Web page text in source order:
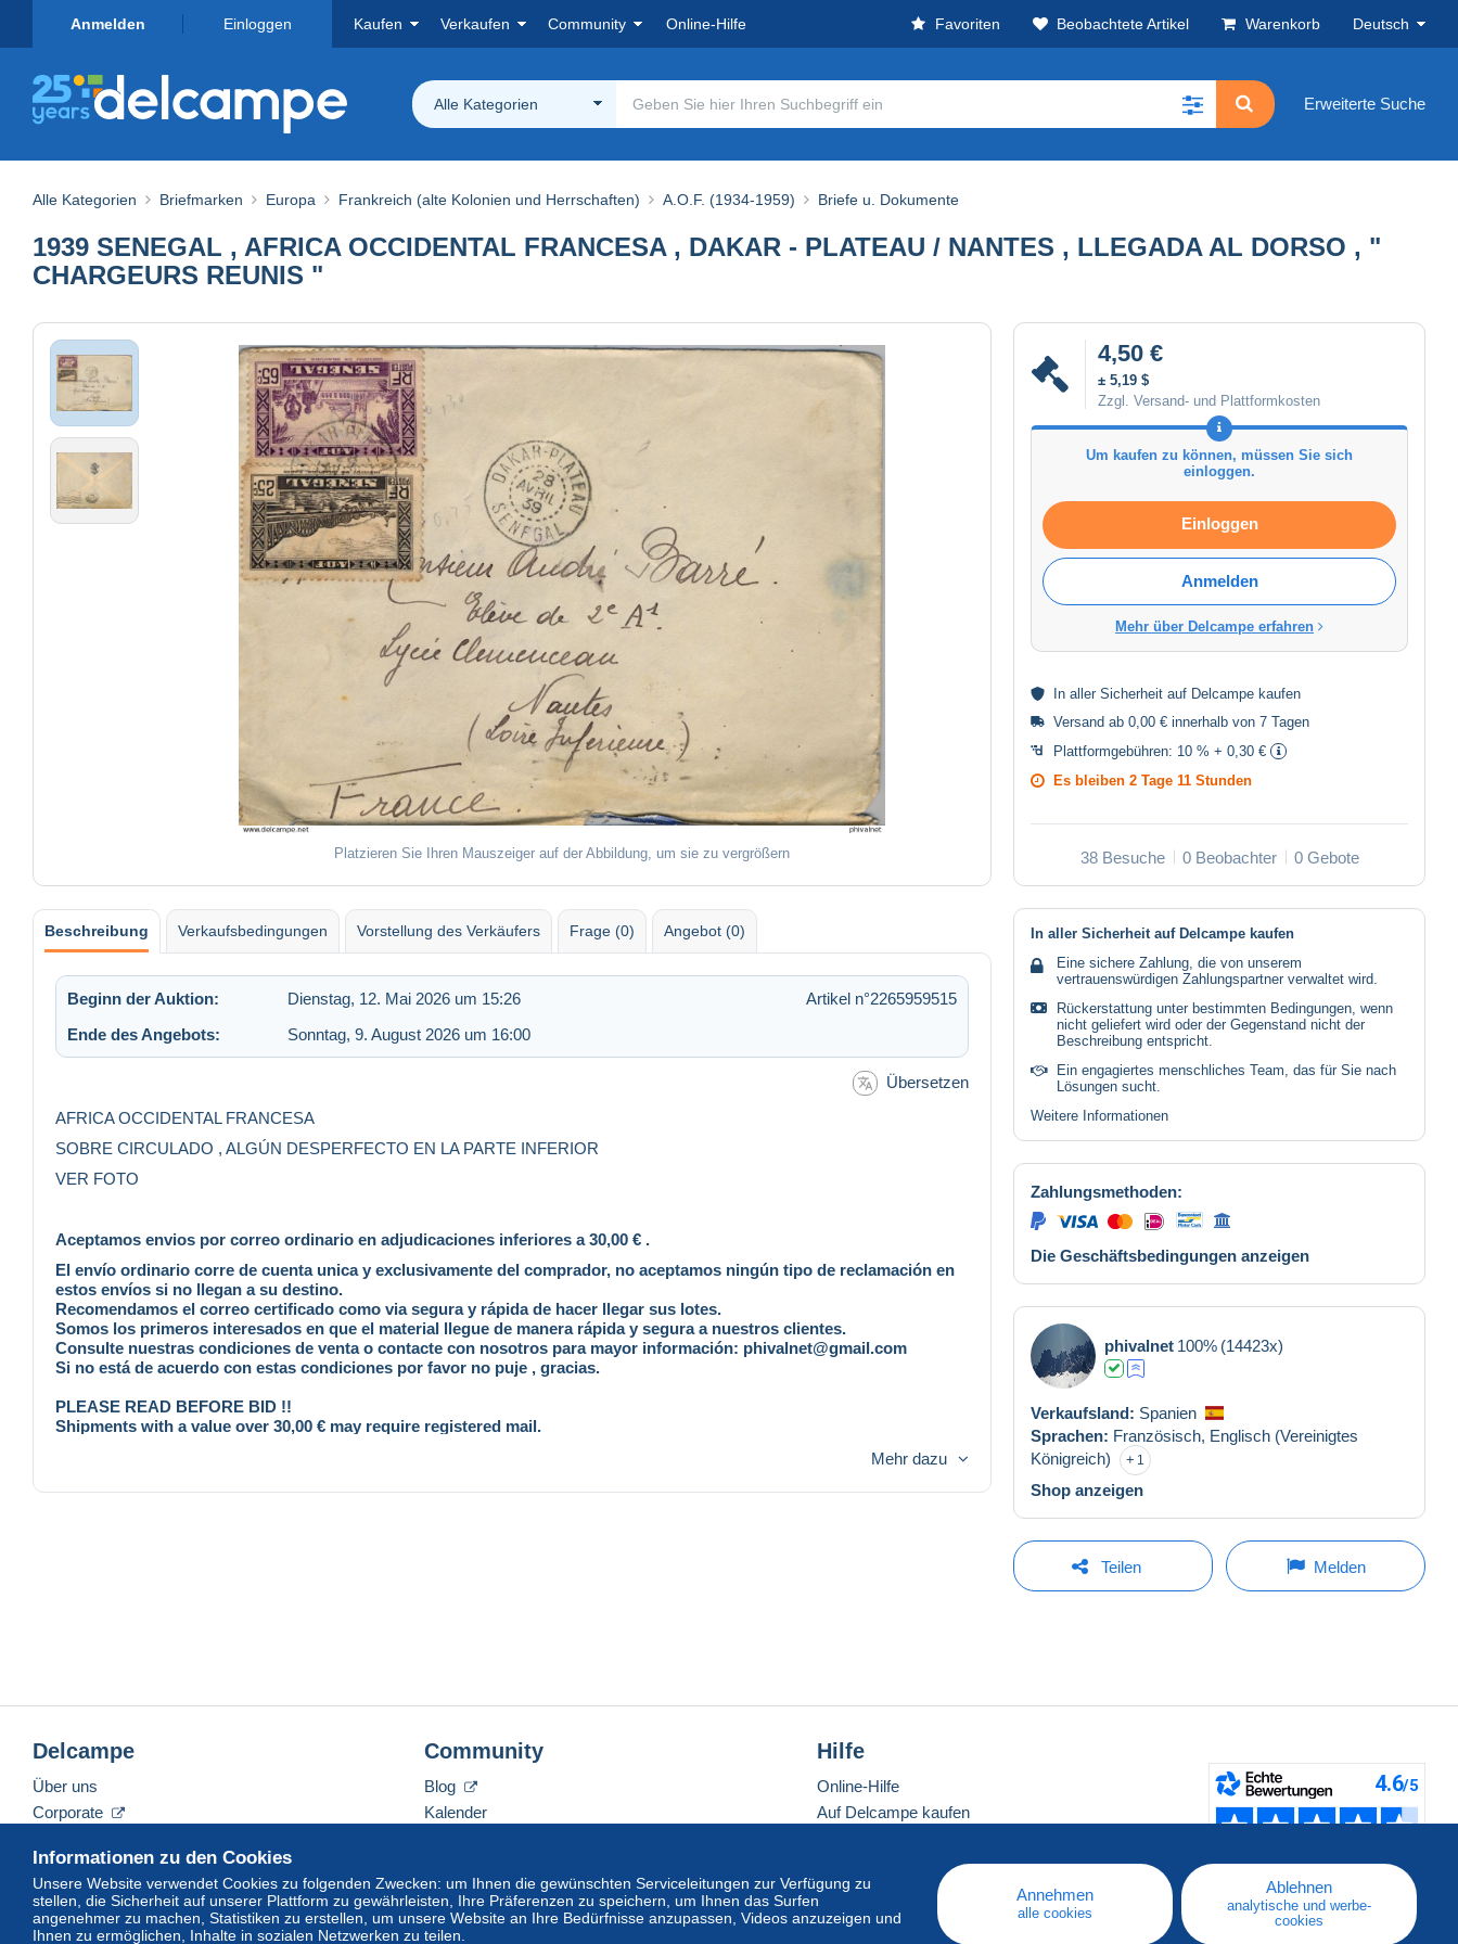
Anmelden Einloggen Kaufen Verkaufen Community Online-Hilfe Favoriten Beobachtete Artikel Warenkorb Deutsch
Alle Kategorien Erweiterte Suche
Alle Kategorien Briefmarken Europa Frankreich (alte Kolonien und Herrschaften) A.O.F. (1934-1959) Briefe u. Dokumente
1939 SENEGAL , AFRICA OCCIDENTAL FRANCESA , DAKAR - PLATEAU / NANTES , LLEGADA AL DORSO , "
CHARGEURS REUNIS "
Platzieren Sie Ihren Mauszeiger auf der Abbildung, um sie zu vergrößern
4,50 €
± 5,19 $
Zzgl. Versand- und Plattformkosten
Um kaufen zu können, müssen Sie sich
einloggen.
Einloggen
Anmelden
Mehr über Delcampe erfahren
In aller Sicherheit auf Delcampe kaufen
Versand ab 0,00 € innerhalb von 7 Tagen
Plattformgebühren: 10 % + 0,30 €
Es bleiben 2 Tage 11 Stunden
38 Besuche 0 Beobachter 0 Gebote
Beschreibung Verkaufsbedingungen Vorstellung des Verkäufers Frage (0) Angebot (0)
Beginn der Auktion: Dienstag, 12. Mai 2026 um 15:26
Artikel n°2265959515
Ende des Angebots:
Sonntag, 9. August 2026 um 16:00
Übersetzen
AFRICA OCCIDENTAL FRANCESA
SOBRE CIRCULADO , ALGÚN DESPERFECTO EN LA PARTE INFERIOR
VER FOTO
Aceptamos envios por correo ordinario en adjudicaciones inferiores a 30,00 € .
El envío ordinario corre de cuenta unica y exclusivamente del comprador, no aceptamos ningún tipo de reclamación en
estos envíos si no llegan a su destino.
Recomendamos el correo certificado como via segura y rápida de hacer llegar sus lotes.
Somos los primeros interesados en que el material llegue de manera rápida y segura a nuestros clientes.
Consulte nuestras condiciones de venta o contacte con nosotros para mayor información: phivalnet@gmail.com
Si no está de acuerdo con estas condiciones por favor no puje , gracias.
PLEASE READ BEFORE BID !!
Shipments with a value over 30,00 € may require registered mail.
Mehr dazu
In aller Sicherheit auf Delcampe kaufen
Eine sichere Zahlung, die von unserem
vertrauenswürdigen Zahlungspartner verwaltet wird.
Rückerstattung unter bestimmten Bedingungen, wenn
nicht geliefert wird oder der Gegenstand nicht der
Beschreibung entspricht.
Ein engagiertes menschliches Team, das für Sie nach
Lösungen sucht.
Weitere Informationen
Zahlungsmethoden:
Die Geschäftsbedingungen anzeigen
phivalnet 100% (14423x)
Verkaufsland: Spanien
Sprachen: Französisch, Englisch (Vereinigtes
Königreich)
1
Shop anzeigen
Teilen Melden
Informationen zu den Cookies
Unsere Website verwendet Cookies zu folgenden Zwecken: um Ihnen die gewünschten Serviceleitungen zur Verfügung zu
stellen, die Sicherheit auf unserer Plattform zu gewährleisten, Ihre Präferenzen zu speichern, um Ihnen das Surfen
angenehmer zu machen, Statistiken zu erstellen, um unsere Website an Ihre Bedürfnisse anzupassen, Videos anzuzeigen und
Ihnen zu ermöglichen, Inhalte in sozialen Netzwerken zu teilen.
Annehmen
alle cookies
Ablehnen
analytische und werbe-
cookies
Delcampe
Über uns
Corporate
Nehmen Sie Kontakt mit uns auf
Community
Blog
Kalender
Hilfe
Online-Hilfe
Auf Delcampe kaufen
Eine sichere Website